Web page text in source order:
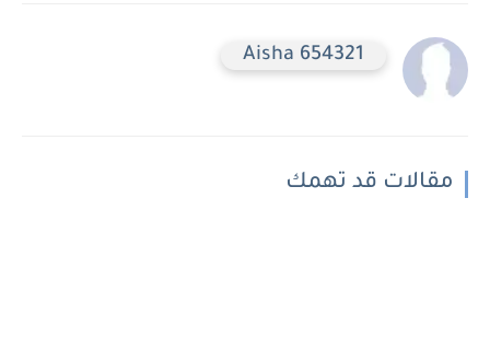
Aisha 654321
مقالات قد تهمك